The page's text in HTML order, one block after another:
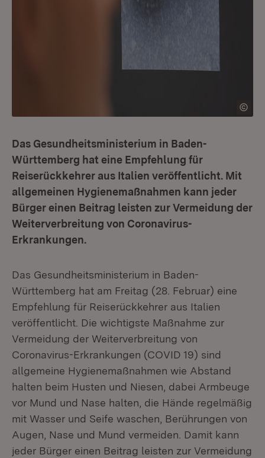
Das Gesundheitsministerium in Baden-
Württemberg hat eine Empfehlung für
Reiserückkehrer aus Italien veröffentlicht. Mit
allgemeinen Hygienemaßnahmen kann jeder
Bürger einen Beitrag leisten zur Vermeidung der
Weiterverbreitung von Coronavirus-
Erkrankungen.
Das Gesundheitsministerium in Baden-
Württemberg hat am Freitag (28. Februar) eine
Empfehlung für Reiserückkehrer aus Italien
veröffentlicht. Die wichtigste Maßnahme zur
Vermeidung der Weiterverbreitung von
Coronavirus-Erkrankungen (COVID 19) sind
allgemeine Hygienemaßnahmen wie Abstand
halten beim Husten und Niesen, dabei Armbeuge
vor Mund und Nase halten, die Hände regelmäßig
mit Wasser und Seife waschen, Berührungen von
Augen, Nase und Mund vermeiden. Damit kann
jeder Bürger einen Beitrag leisten zur Vermeidung